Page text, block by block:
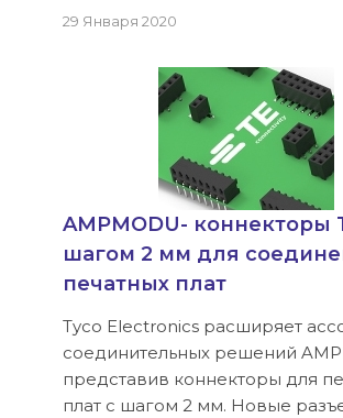
29 Января 2020
AMPMODU- коннекторы
шагом 2 мм для
печатных плат
Tyco Electronics расширяет
соединительных решений
представив коннекторы для
плат с шагом 2 мм. Новые